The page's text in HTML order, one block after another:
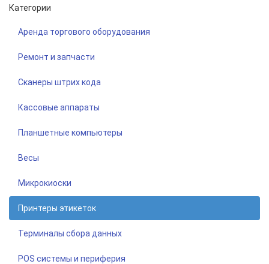
Категории
Аренда торгового оборудования
Ремонт и запчасти
Сканеры штрих кода
Кассовые аппараты
Планшетные компьютеры
Весы
Микрокиоски
Принтеры этикеток
Терминалы сбора данных
POS системы и периферия